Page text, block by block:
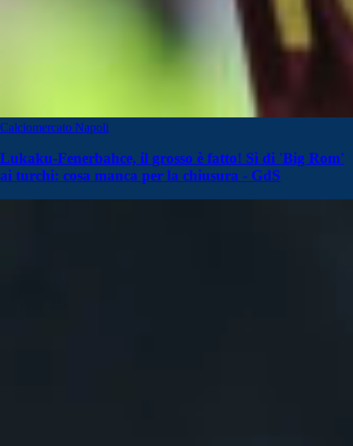
Calciomercato Napoli
Lukaku-Fenerbahce, il grosso è fatto! Sì di 'Big Rom'
ai turchi: cosa manca per la chiusura - GdS